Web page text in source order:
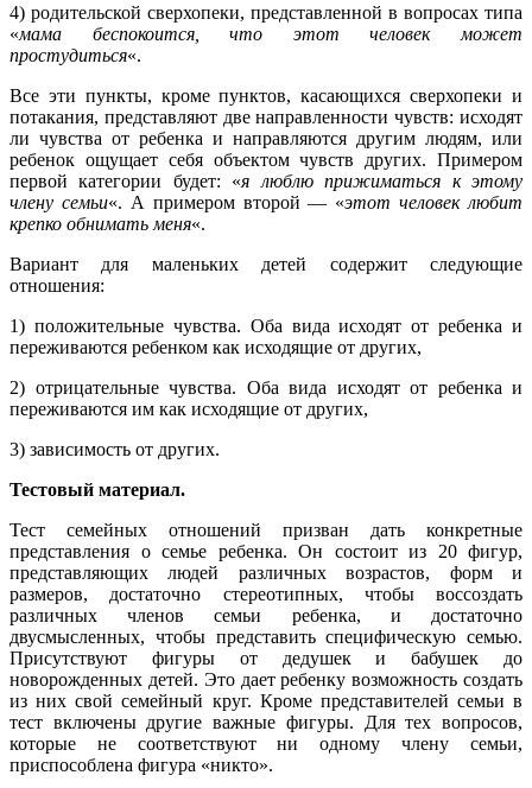
4) родительской сверхопеки, представленной в вопросах типа
«мама беспокоится, что этот человек может
простудиться«.
Все эти пункты, кроме пунктов, касающихся сверхопеки и
потакания, представляют две направленности чувств: исходят
ли чувства от ребенка и направляются другим людям, или
ребенок ощущает себя объектом чувств других. Примером
первой категории будет: «я люблю прижиматься к этому
члену семьи«. А примером второй — «этот человек любит
крепко обнимать меня«.
Вариант для маленьких детей содержит следующие
отношения:
1) положительные чувства. Оба вида исходят от ребенка и
переживаются ребенком как исходящие от других,
2) отрицательные чувства. Оба вида исходят от ребенка и
переживаются им как исходящие от других,
3) зависимость от других.
Тестовый материал.
Тест семейных отношений призван дать конкретные
представления о семье ребенка. Он состоит из 20 фигур,
представляющих людей различных возрастов, форм и
размеров, достаточно стереотипных, чтобы воссоздать
различных членов семьи ребенка, и достаточно
двусмысленных, чтобы представить специфическую семью.
Присутствуют фигуры от дедушек и бабушек до
новорожденных детей. Это дает ребенку возможность создать
из них свой семейный круг. Кроме представителей семьи в
тест включены другие важные фигуры. Для тех вопросов,
которые не соответствуют ни одному члену семьи,
приспособлена фигура «никто».